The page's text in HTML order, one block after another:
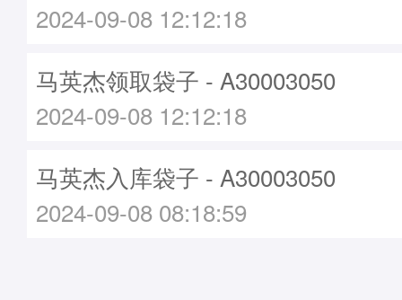
2024-09-08 12:12:18
马英杰领取袋子 - A30003050
2024-09-08 12:12:18
马英杰入库袋子 - A30003050
2024-09-08 08:18:59